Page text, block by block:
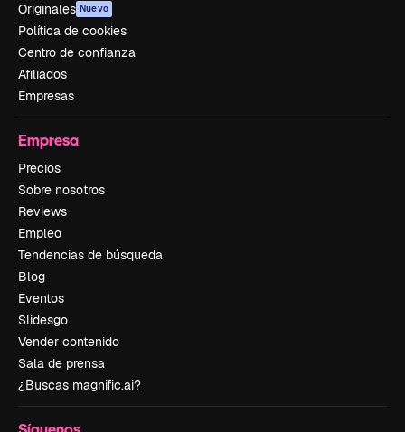
Originales Nuevo
Política de cookies
Centro de confianza
Afiliados
Empresas
Empresa
Precios
Sobre nosotros
Reviews
Empleo
Tendencias de búsqueda
Blog
Eventos
Slidesgo
Vender contenido
Sala de prensa
¿Buscas magnific.ai?